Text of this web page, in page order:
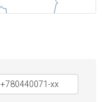
+780440071-xx